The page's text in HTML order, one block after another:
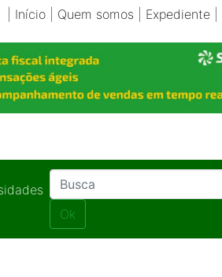
Início| Quem somos Expediente|
Ok